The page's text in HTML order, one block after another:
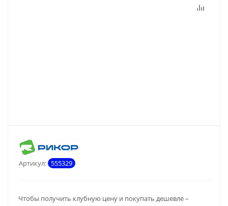
Артикул: 555329
Чтобы получить клубную цену и покупать дешевле –